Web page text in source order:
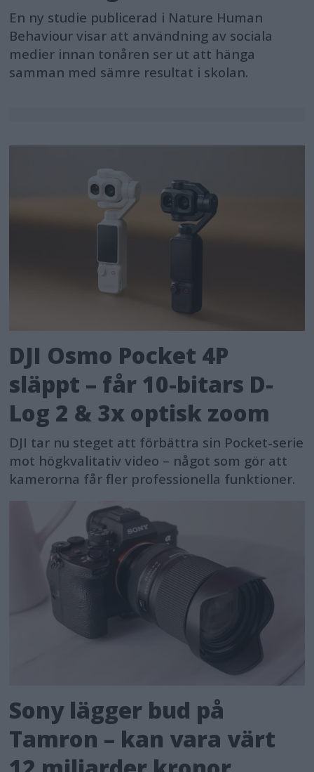
En ny studie publicerad i Nature Human
Behaviour visar att användning av sociala
medier innan tonåren ser ut att hänga
samman med sämre resultat i skolan.
DJI Osmo Pocket 4P
släppt – får 10-bitars D-
Log 2 & 3x optisk zoom
DJI tar nu steget att förbättra sin Pocket-serie
mot högkvalitativ video – något som gör att
kamerorna får fler professionella funktioner.
Sony lägger bud på
Tamron – kan vara värt